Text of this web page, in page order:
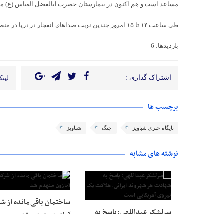
مساعد است و هم اکنون در بیمارستان حضرت ابالفضل العباس (ع)
طی ساعت ۱۲ تا ۱۵ امروز چندین نوبت صداهای انفجار در دریا در منطقه سیریک در شرق هرمزگان به گوش رسید.
بازدیدها: 6
اشتراک گذاری :
برچسب ها
پایگاه خبری شباویز جنگ شباویز
نوشته های مشابه
ساختمان باقی مانده از